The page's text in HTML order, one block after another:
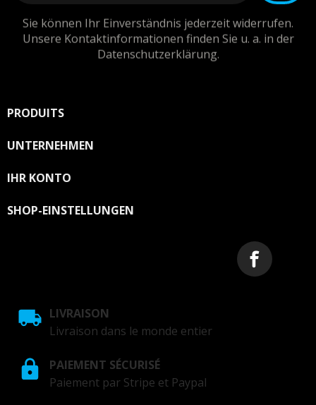
Sie können Ihr Einverständnis jederzeit widerrufen.
Unsere Kontaktinformationen finden Sie u. a. in der
Datenschutzerklärung.
PRODUITS
UNTERNEHMEN
IHR KONTO
SHOP-EINSTELLUNGEN
LIVRAISON
Livraison dans le monde entier
PAIEMENT SÉCURISÉ
Paiement par Stripe et Paypal